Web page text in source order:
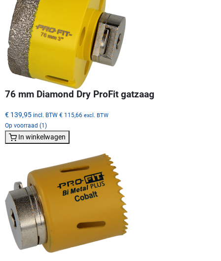
76 mm Diamond Dry ProFit gatzaag
€ 139,95 incl. BTW € 115,66 excl. BTW
Op voorraad (1)
In winkelwagen